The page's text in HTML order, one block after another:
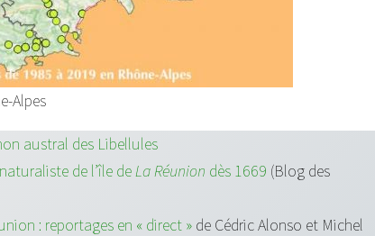
Alpes
austral des Libellules
de l’île deLa Réunion dès 1669 (Blog des
: reportages en « direct » de Cédric Alonso et Michel